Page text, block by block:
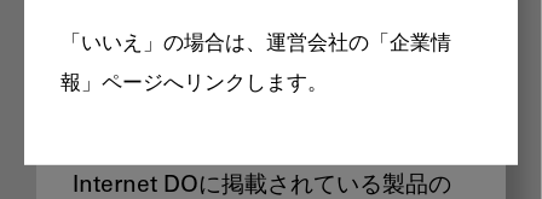
「いいえ」の場合は、運営会社の「企業情
報」ページへリンクします。
製品価格も閲覧可能
Internet DOに掲載されている製品の